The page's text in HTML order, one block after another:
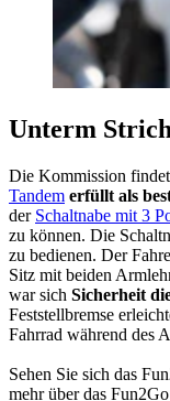
Unterm
Die Kommission
Tandem erfüllt als
der Schaltnabe mit 3
zu können. Die
zu bedienen. Der
Sitz mit beiden
war sich Sicherheit
Feststellbremse
Fahrrad während des
Sehen Sie sich das
mehr über das